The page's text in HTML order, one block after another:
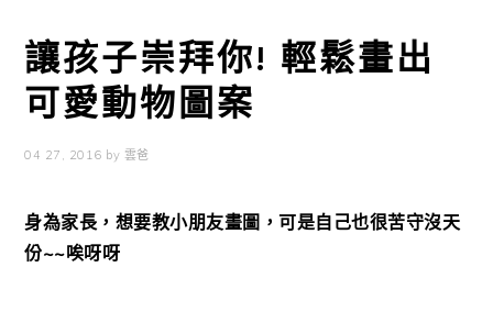
讓孩子崇拜你! 輕鬆畫出
可愛動物圖案
04 27, 2016 by 雲爸
身為家長，想要教小朋友畫圖，可是自己也很苦守沒天
份~~唉呀呀